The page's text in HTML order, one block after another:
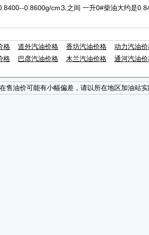
0.8600g/cm⒊之间 一升0#柴油大约是
格 道外汽油价格 香坊汽油价格 动力汽油
格 巴彦汽油价格 木兰汽油价格 通河汽油
售油价可能有小幅偏差，请以所在地区加油站